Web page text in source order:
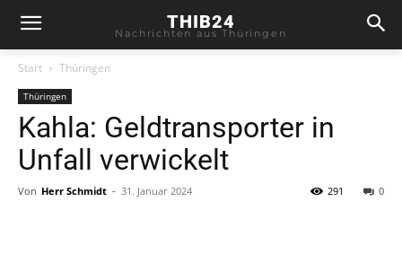
THIB24
Nachrichten aus Thüringen
Start Thüringen
Thüringen
Kahla: Geldtransporter in
Unfall verwickelt
Von Herr Schmidt - 31. Januar 2024 0
291